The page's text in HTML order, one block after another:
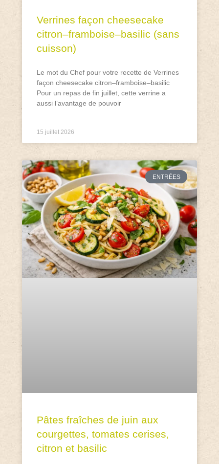
Verrines façon cheesecake
citron–framboise–basilic (sans
cuisson)
Le mot du Chef pour votre recette de Verrines
façon cheesecake citron–framboise–basilic
Pour un repas de fin juillet, cette verrine a
aussi l’avantage de pouvoir
15 juillet 2026
ENTRÉES
Pâtes fraîches de juin aux
courgettes, tomates cerises,
citron et basilic